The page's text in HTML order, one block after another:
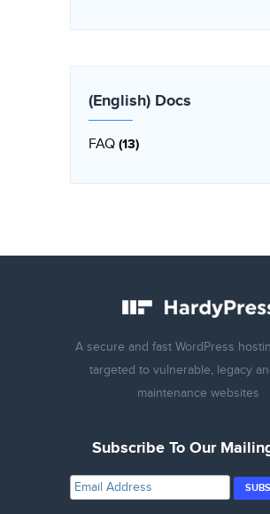
(English) Docs
FAQ (13)
A secure and fast WordPress
targeted to vulnerable, legacy
maintenance websites
Subscribe To Our